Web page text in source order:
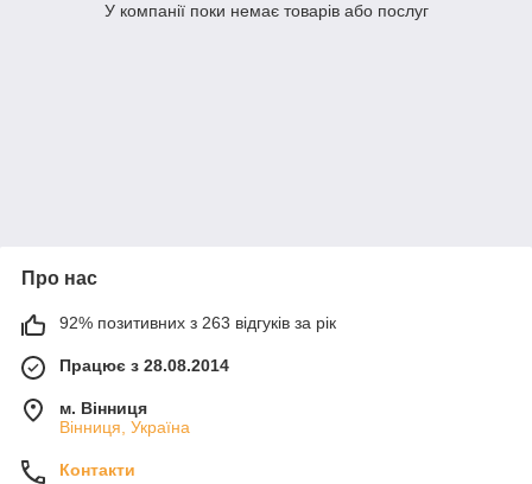
У компанії поки немає товарів або послуг
Про нас
92% позитивних з 263 відгуків за рік
Працює з 28.08.2014
м. Вінниця
Вінниця, Україна
Контакти